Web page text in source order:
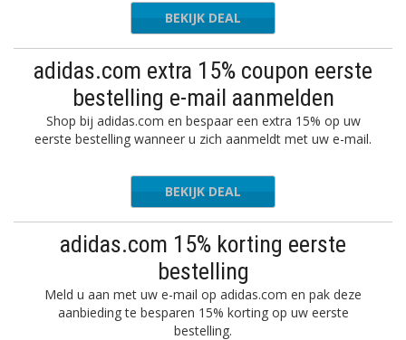
BEKIJK DEAL
adidas.com extra 15% coupon eerste
bestelling e-mail aanmelden
Shop bij adidas.com en bespaar een extra 15% op uw
eerste bestelling wanneer u zich aanmeldt met uw e-mail.
BEKIJK DEAL
adidas.com 15% korting eerste
bestelling
Meld u aan met uw e-mail op adidas.com en pak deze
aanbieding te besparen 15% korting op uw eerste
bestelling.